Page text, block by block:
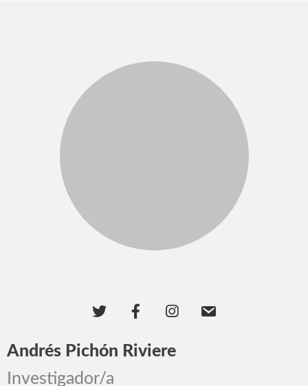
Andrés Pichón Riviere
Investigador/a